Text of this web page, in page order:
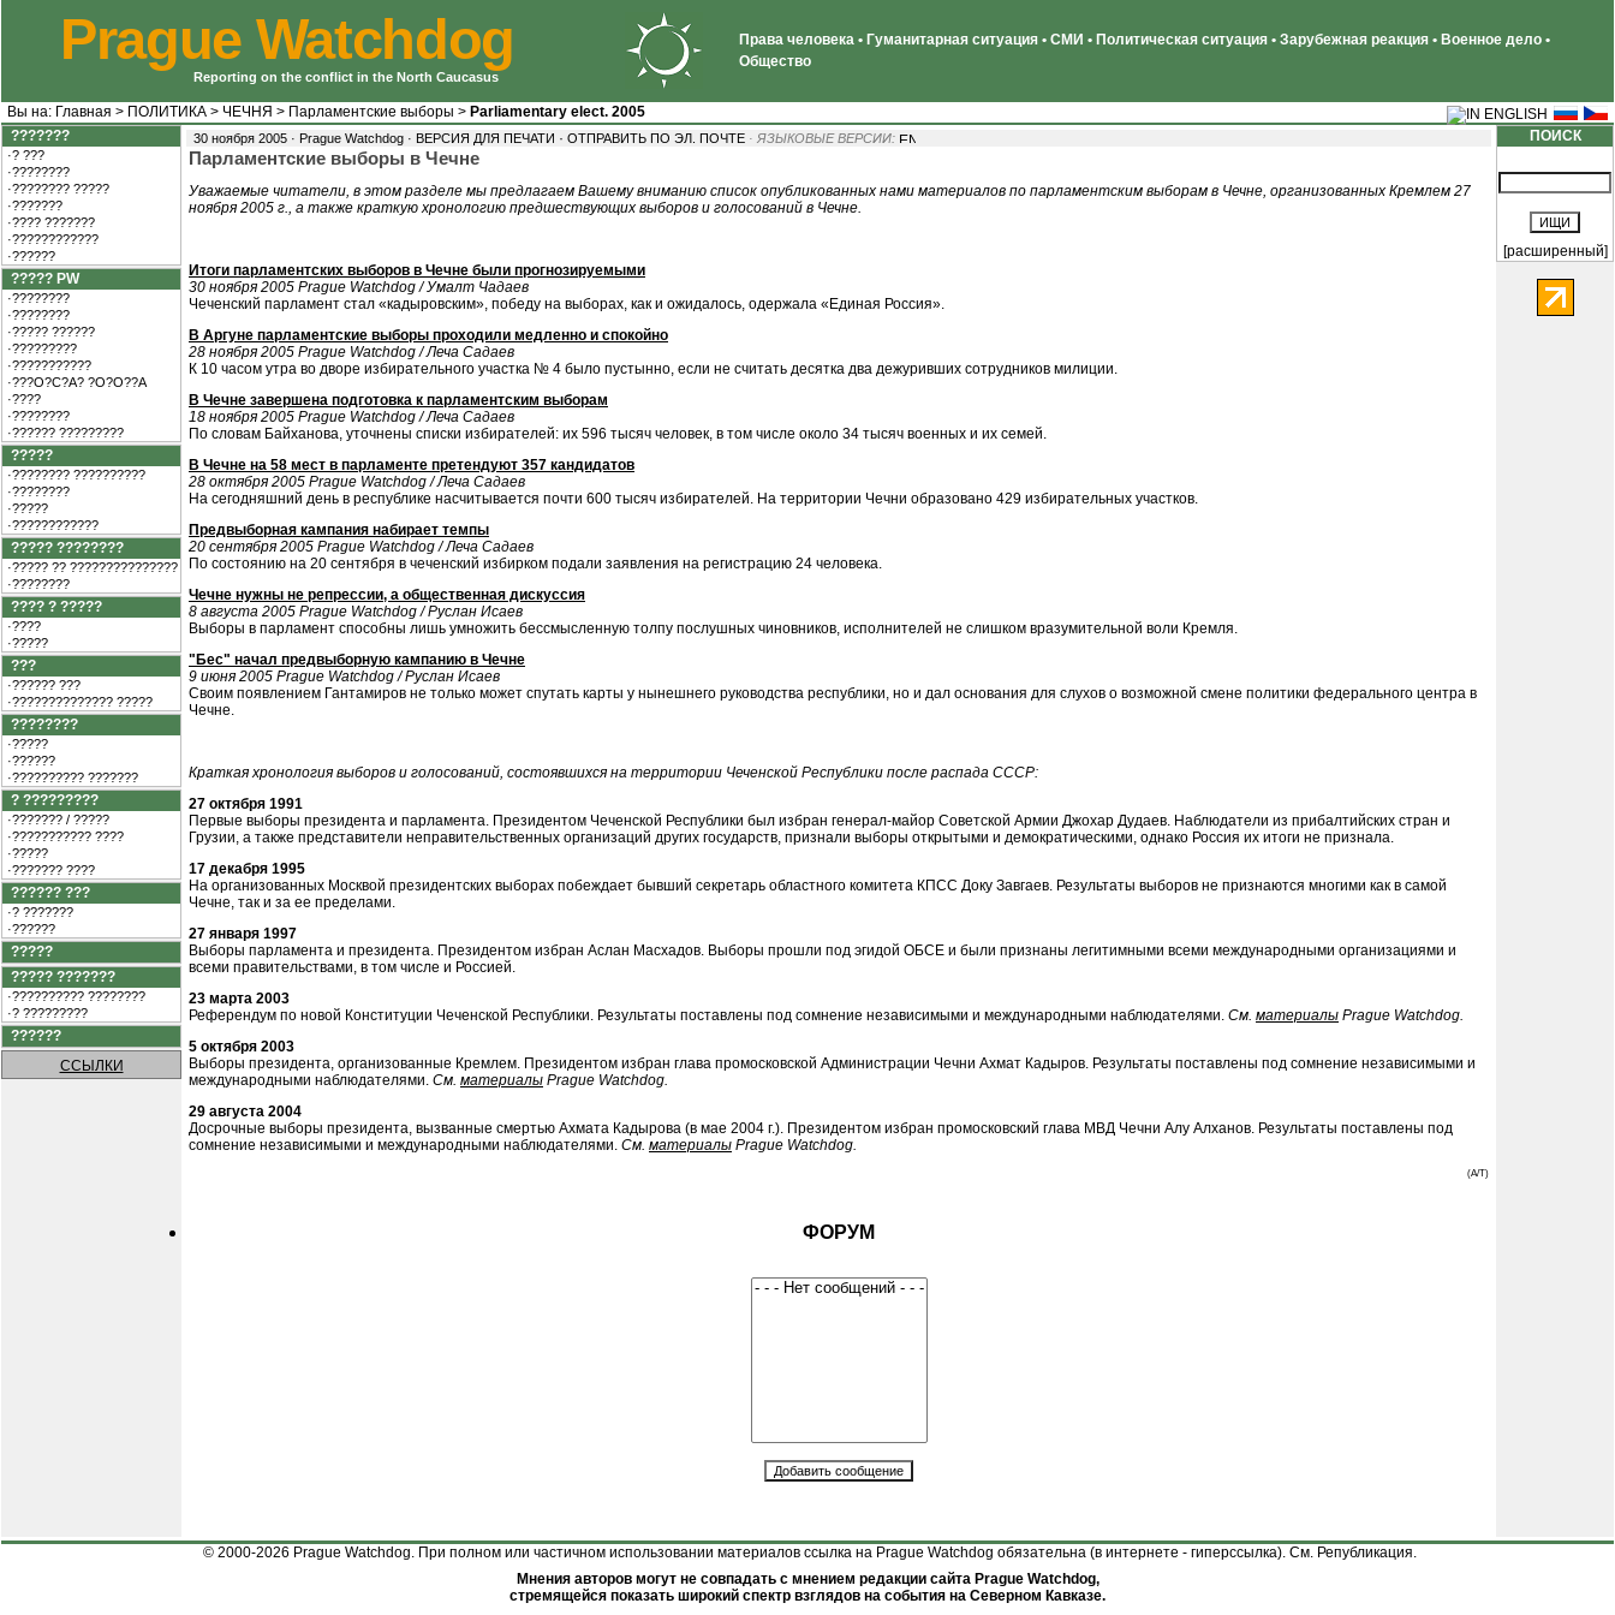
Prague Watchdog
Reporting on the conflict in the North Caucasus
Права человека • Гуманитарная ситуация • СМИ • Политическая ситуация • Зарубежная реакция • Военное дело •
Общество
Вы на: Главная > ПОЛИТИКА > ЧЕЧНЯ > Парламентские выборы > Parliamentary elect. 2005
???????
·? ???
·????????
·???????? ?????
·???????
·???? ???????
·????????????
·??????
????? PW
·????????
·????????
·????? ??????
·?????????
·???????????
·???O?C?A? ?O?O??A
·????
·????????
·?????? ?????????
?????
·???????? ??????????
·????????
·?????
·????????????
????? ????????
·????? ?? ???????????????
·????????
???? ? ?????
·????
·?????
???
·?????? ???
·?????????????? ?????
????????
·?????
·??????
·?????????? ???????
? ?????????
·??????? / ?????
·??????????? ????
·?????
·??????? ????
?????? ???
·? ???????
·??????
?????
????? ???????
·?????????? ????????
·? ?????????
??????
ССЫЛКИ
30 ноября 2005 · Prague Watchdog · ВЕРСИЯ ДЛЯ ПЕЧАТИ · ОТПРАВИТЬ ПО ЭЛ. ПОЧТЕ · ЯЗЫКОВЫЕ ВЕРСИИ:
Парламентские выборы в Чечне
Уважаемые читатели, в этом разделе мы предлагаем Вашему вниманию список опубликованных нами материалов по парламентским выборам в Чечне, организованных Кремлем 27
ноября 2005 г., а также краткую хронологию предшествующих выборов и голосований в Чечне.
Итоги парламентских выборов в Чечне были прогнозируемыми
30 ноября 2005 Prague Watchdog / Умалт Чадаев
Чеченский парламент стал «кадыровским», победу на выборах, как и ожидалось, одержала «Единая Россия».
В Аргуне парламентские выборы проходили медленно и спокойно
28 ноября 2005 Prague Watchdog / Леча Садаев
К 10 часом утра во дворе избирательного участка № 4 было пустынно, если не считать десятка два дежуривших сотрудников милиции.
В Чечне завершена подготовка к парламентским выборам
18 ноября 2005 Prague Watchdog / Леча Садаев
По словам Байханова, уточнены списки избирателей: их 596 тысяч человек, в том числе около 34 тысяч военных и их семей.
В Чечне на 58 мест в парламенте претендуют 357 кандидатов
28 октября 2005 Prague Watchdog / Леча Садаев
На сегодняшний день в республике насчитывается почти 600 тысяч избирателей. На территории Чечни образовано 429 избирательных участков.
Предвыборная кампания набирает темпы
20 сентября 2005 Prague Watchdog / Леча Садаев
По состоянию на 20 сентября в чеченский избирком подали заявления на регистрацию 24 человека.
Чечне нужны не репрессии, а общественная дискуссия
8 августа 2005 Prague Watchdog / Руслан Исаев
Выборы в парламент способны лишь умножить бессмысленную толпу послушных чиновников, исполнителей не слишком вразумительной воли Кремля.
"Бес" начал предвыборную кампанию в Чечне
9 июня 2005 Prague Watchdog / Руслан Исаев
Своим появлением Гантамиров не только может спутать карты у нынешнего руководства республики, но и дал основания для слухов о возможной смене политики федерального центра в
Чечне.
Краткая хронология выборов и голосований, состоявшихся на территории Чеченской Республики после распада СССР:
27 октября 1991
Первые выборы президента и парламента. Президентом Чеченской Республики был избран генерал-майор Советской Армии Джохар Дудаев. Наблюдатели из прибалтийских стран и
Грузии, а также представители неправительственных организаций других государств, признали выборы открытыми и демократическими, однако Россия их итоги не признала.
17 декабря 1995
На организованных Москвой президентских выборах побеждает бывший секретарь областного комитета КПСС Доку Завгаев. Результаты выборов не признаются многими как в самой
Чечне, так и за ее пределами.
27 января 1997
Выборы парламента и президента. Президентом избран Аслан Масхадов. Выборы прошли под эгидой ОБСЕ и были признаны легитимными всеми международными организациями и
всеми правительствами, в том числе и Россией.
23 марта 2003
Референдум по новой Конституции Чеченской Республики. Результаты поставлены под сомнение независимыми и международными наблюдателями. Cм. материалы Prague Watchdog.
5 октября 2003
Выборы президента, организованные Кремлем. Президентом избран глава промосковской Администрации Чечни Ахмат Кадыров. Результаты поставлены под сомнение независимыми и
международными наблюдателями. См. материалы Prague Watchdog.
29 августа 2004
Досрочные выборы президента, вызванные смертью Ахмата Кадырова (в мае 2004 г.). Президентом избран промосковский глава МВД Чечни Алу Алханов. Результаты поставлены под
сомнение независимыми и международными наблюдателями. См. материалы Prague Watchdog.
(A/T)
ФОРУМ
ПОИСК
[расширенный]
© 2000-2026 Prague Watchdog. При полном или частичном использовании материалов ссылка на Prague Watchdog обязательна (в интернете - гиперссылка). См. Републикация.
Мнения авторов могут не совпадать с мнением редакции сайта Prague Watchdog,
стремящейся показать широкий спектр взглядов на события на Северном Кавказе.